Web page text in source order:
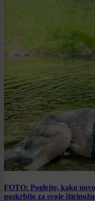
FOTO: Poglejte, kako
poskrbijo za svoje